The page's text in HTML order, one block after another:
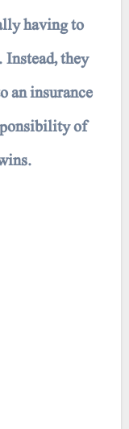
having to
they
an insurance
of